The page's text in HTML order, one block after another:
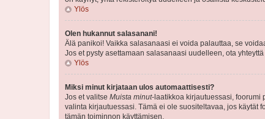
Ylös
Olen hukannut salasanani!
Älä panikoi! Vaikka salasanaasi ei voida palauttaa, se
Jos et pysty asettamaan salasanaasi uudelleen, ota
Ylös
Miksi minut kirjataan ulos automaattisesti?
Jos et valitse Muista minut-laatikkoa kirjautuessasi, foorumi
valinta kirjautuessasi. Tämä ei ole suositeltavaa, jos käytät
tämän toiminnon käyttämisen.